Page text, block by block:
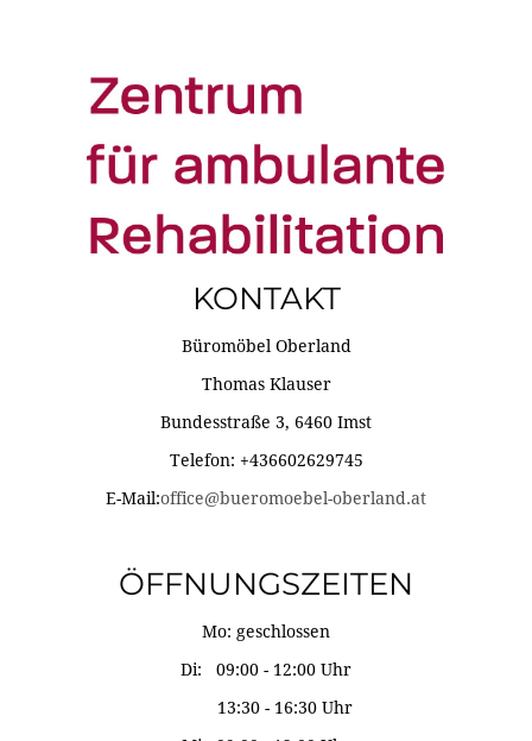
KONTAKT
Büromöbel Oberland
Thomas Klauser
Bundesstraße 3, 6460 Imst
Telefon: +436602629745
E-Mail:office@bueromoebel-oberland.at
ÖFFNUNGSZEITEN
Mo: geschlossen
Di: 09:00 - 12:00 Uhr
13:30 - 16:30 Uhr